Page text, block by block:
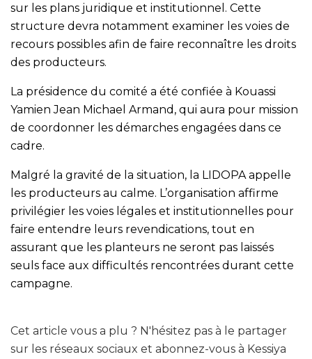
sur les plans juridique et institutionnel. Cette
structure devra notamment examiner les voies de
recours possibles afin de faire reconnaître les droits
des producteurs.
La présidence du comité a été confiée à Kouassi
Yamien Jean Michael Armand, qui aura pour mission
de coordonner les démarches engagées dans ce
cadre.
Malgré la gravité de la situation, la LIDOPA appelle
les producteurs au calme. L’organisation affirme
privilégier les voies légales et institutionnelles pour
faire entendre leurs revendications, tout en
assurant que les planteurs ne seront pas laissés
seuls face aux difficultés rencontrées durant cette
campagne.
Cet article vous a plu ? N'hésitez pas à le partager
sur les réseaux sociaux et abonnez-vous à Kessiya